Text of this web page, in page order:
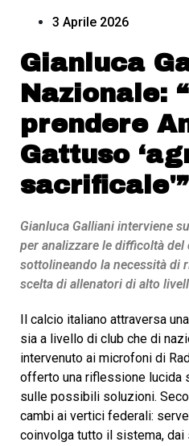
3 Aprile 2026
Gianluca
Nazionale:
prendere
Gattuso
sacrificale'”
Gianluca Galliani interviene
per analizzare le difficoltà del
sottolineando la necessità di
scelta di allenatori di alto
Il calcio italiano attraversa
sia a livello di club che di
intervenuto ai microfoni di
offerto una riflessione lucida
sulle possibili soluzioni.
cambi ai vertici federali:
coinvolga tutto il sistema,